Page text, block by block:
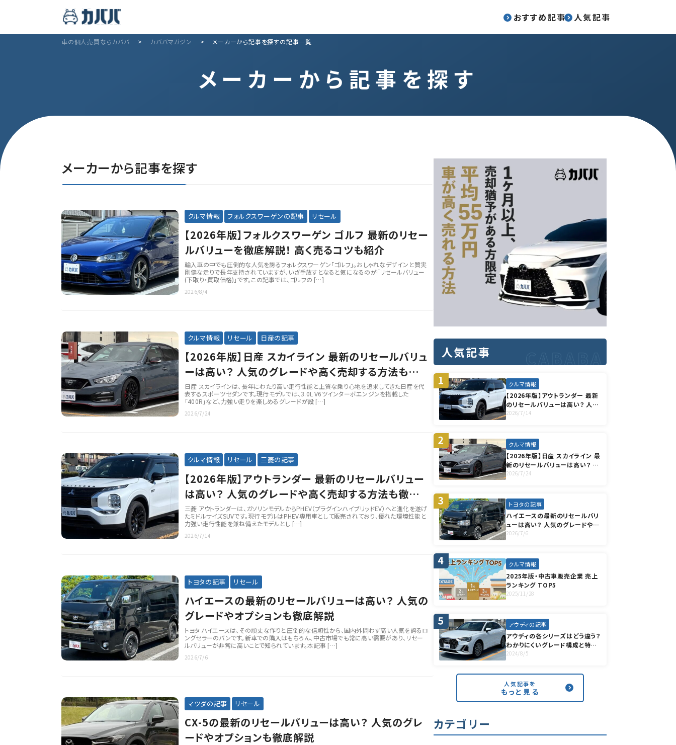
おすすめ記事 人気記事
車の個人売買ならカババ > カババマガジン > メーカーから記事を探すの記事一覧
メーカーから記事を探す
メーカーから記事を探す
クルマ情報 フォルクスワーゲンの記事 リセール
【2026年版】フォルクスワーゲン ゴルフ 最新のリセー
ルバリューを徹底解説！ 高く売るコツも紹介
輸入車の中でも圧倒的な人気を誇るフォルクスワーゲン「ゴルフ」。おしゃれなデザインと質実
剛健な走りで長年支持されていますが、いざ手放すとなると気になるのが「リセールバリュー
(下取り・買取価格)」です。この記事では、ゴルフの […]
2026/8/4
クルマ情報 リセール 日産の記事
【2026年版】日産 スカイライン 最新のリセールバリュ
ーは高い？ 人気のグレードや高く売却する方法も徹
底解説
日産 スカイラインは、長年にわたり高い走行性能と上質な乗り心地を追求してきた日産を代
表するスポーツセダンです。現行モデルでは、3.0L V6ツインターボエンジンを搭載した
「400R」など、力強い走りを楽しめるグレードが設 […]
2026/7/24
クルマ情報 リセール 三菱の記事
【2026年版】アウトランダー 最新のリセールバリュー
は高い？ 人気のグレードや高く売却する方法も徹底
解説
三菱 アウトランダーは、ガソリンモデルからPHEV（プラグインハイブリッドEV）へと進化を遂げ
たミドルサイズSUVです。現行モデルはPHEV専用車として販売されており、優れた環境性能と
力強い走行性能を兼ね備えたモデルとし […]
2026/7/14
トヨタの記事 リセール
ハイエースの最新のリセールバリューは高い？ 人気の
グレードやオプションも徹底解説
トヨタ ハイエースは、その頑丈な作りと圧倒的な信頼性から、国内外問わず高い人気を誇るロ
ングセラーのバンです。新車での購入はもちろん、中古市場でも常に高い需要があり、リセー
ルバリューが非常に高いことで知られています。本記事 […]
2026/7/6
マツダの記事 リセール
CX-5の最新のリセールバリューは高い？ 人気のグレ
ードやオプションも徹底解説
人気記事
クルマ情報
【2026年版】アウトランダー 最新
のリセールバリューは高い？ 人気
のグレードや高く売却する方法も
2026/7/14
クルマ情報
【2026年版】日産 スカイライン 最
新のリセールバリューは高い？ 人
気のグレードや高く売却する方法
2026/7/24
トヨタの記事
ハイエースの最新のリセールバリ
ューは高い？ 人気のグレードやオ
プションも徹底解説
2026/7/6
クルマ情報
2025年版・中古車販売企業 売上
ランキング TOP5
2025/11/28
アウディの記事
アウディの各シリーズはどう違う？
わかりにくいグレード構成と特徴
を紹介
2024/8/5
人気記事を
もっと見る
カテゴリー